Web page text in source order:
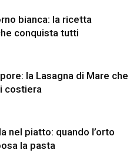
bianca: la ricetta
conquista tutti
la Lasagna di Mare che
costiera
nel piatto: quando l’orto
la pasta